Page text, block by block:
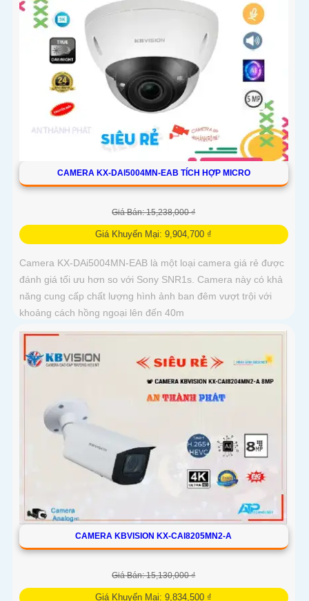
CAMERA KX-DAI5004MN-EAB TÍCH HỢP MICRO
Giá Bán: 15,238,000 ₫
Giá Khuyến Mại: 9,904,700 ₫
Camera KX-DAi5004MN-EAB là một loại camera giá rẻ được
đánh giá tối ưu hơn so với Sony SNR1s. Camera này có khả
năng cung cấp chất lượng hình ảnh ban đêm vượt trội với
khoảng cách hồng ngoại lên đến 40m
CAMERA KBVISION KX-CAI8205MN2-A
Giá Bán: 15,130,000 ₫
Giá Khuyến Mại: 9,834,500 ₫